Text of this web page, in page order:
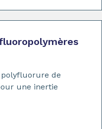
polyfluorure de
une inertie